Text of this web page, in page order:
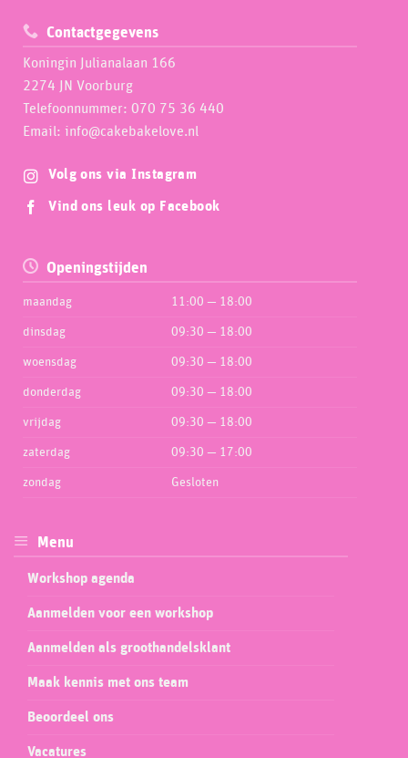
Contactgegevens
Koningin Julianalaan 166
2274 JN Voorburg
Telefoonnummer: 070 75 36 440
Email: info@cakebakelove.nl
Volg ons via Instagram
Vind ons leuk op Facebook
Openingstijden
maandag 11:00 — 18:00
dinsdag 09:30 — 18:00
woensdag 09:30 — 18:00
donderdag 09:30 — 18:00
vrijdag 09:30 — 18:00
zaterdag 09:30 — 17:00
zondag Gesloten
Menu
Workshop agenda
Aanmelden voor een workshop
Aanmelden als groothandelsklant
Maak kennis met ons team
Beoordeel ons
Vacatures